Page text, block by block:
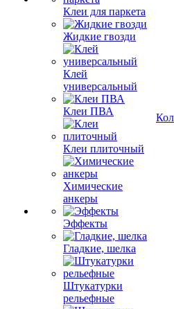
Клеи для паркета
Жидкие гвозди
Клей
универсальный
Клеи ПВА
Клеи плиточный
Химические
анкеры
Эффекты
Гладкие, шелка
Штукатурки
рельефные